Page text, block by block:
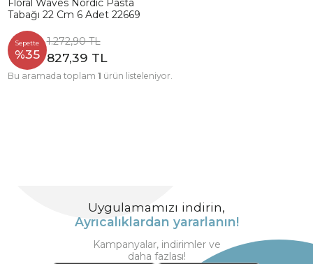
Floral Waves Nordic Pasta
Tabağı 22 Cm 6 Adet 22669
Sepette
%35
1.272,90 TL
827,39 TL
Bu aramada toplam 1 ürün listeleniyor.
Uygulamamızı indirin,
Ayrıcalıklardan yararlanın!
Kampanyalar, indirimler ve
daha fazlası!